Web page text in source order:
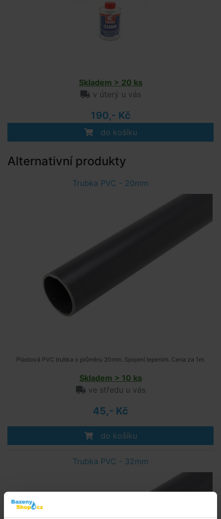
Skladem > 20 ks
v úterý u vás
190,- Kč
do košíku
Alternativní produkty
Trubka PVC - 20mm
Plastová PVC trubka o průměru 20mm. Spojení lepením. Cena za 1m.
Skladem > 10 ks
ve středu u vás
45,- Kč
do košíku
Trubka PVC - 32mm